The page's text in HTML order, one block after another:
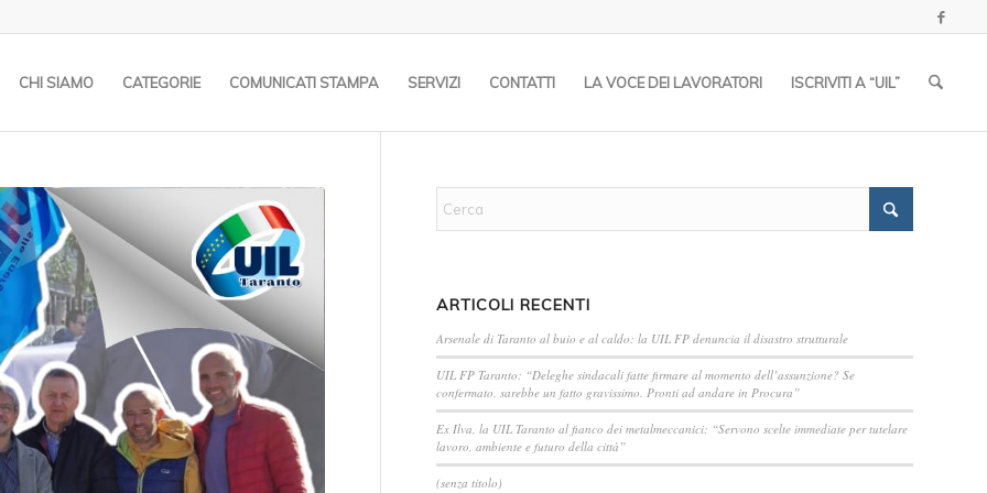
CHI SIAMO CATEGORIE COMUNICATI STAMPA SERVIZI CONTATTI LA VOCE DEI LAVORATORI ISCRIVITI A “UIL”
ARTICOLI RECENTI
Arsenale di Taranto al buio e al caldo: la UIL FP denuncia il disastro strutturale
UIL FP Taranto: “Deleghe sindacali fatte firmare al momento dell’assunzione? Se
confermato, sarebbe un fatto gravissimo. Pronti ad andare in Procura”
Ex Ilva, la UIL Taranto al fianco dei metalmeccanici: “Servono scelte immediate per tutelare
lavoro, ambiente e futuro della città”
(senza titolo)